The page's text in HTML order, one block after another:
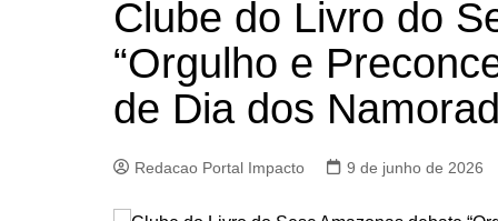
Mundo
Clube do Livro do
“Orgulho e
de Dia dos
Redacao Portal Impacto 9 de junho de 2026